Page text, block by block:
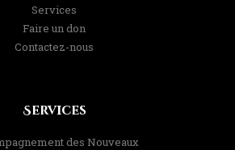
Services
Faire un don
Contactez-nous
Services
des Nouveaux